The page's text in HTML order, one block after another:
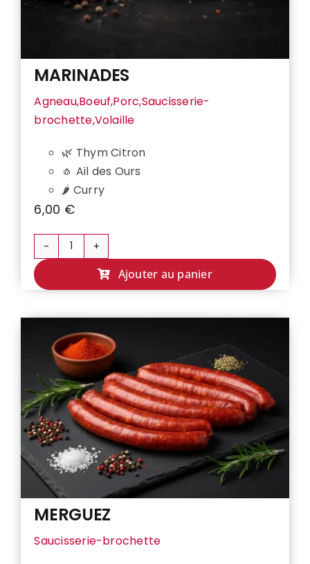
MARINADES
Agneau,Boeuf,Porc,Saucisserie-
brochette,Volaille
🌿 Thym Citron
🧄 Ail des Ours
🌶️ Curry
6,00 €
quantité
MARINADES
Ajouter au panier
MERGUEZ
Saucisserie-brochette